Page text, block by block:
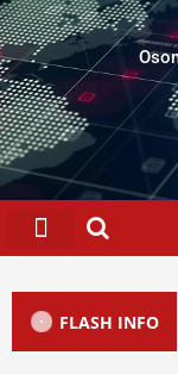
FLASH INFO